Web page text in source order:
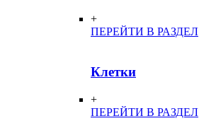
+
ПЕРЕЙТИ В РАЗДЕЛ
Клетки
+
ПЕРЕЙТИ В РАЗДЕЛ